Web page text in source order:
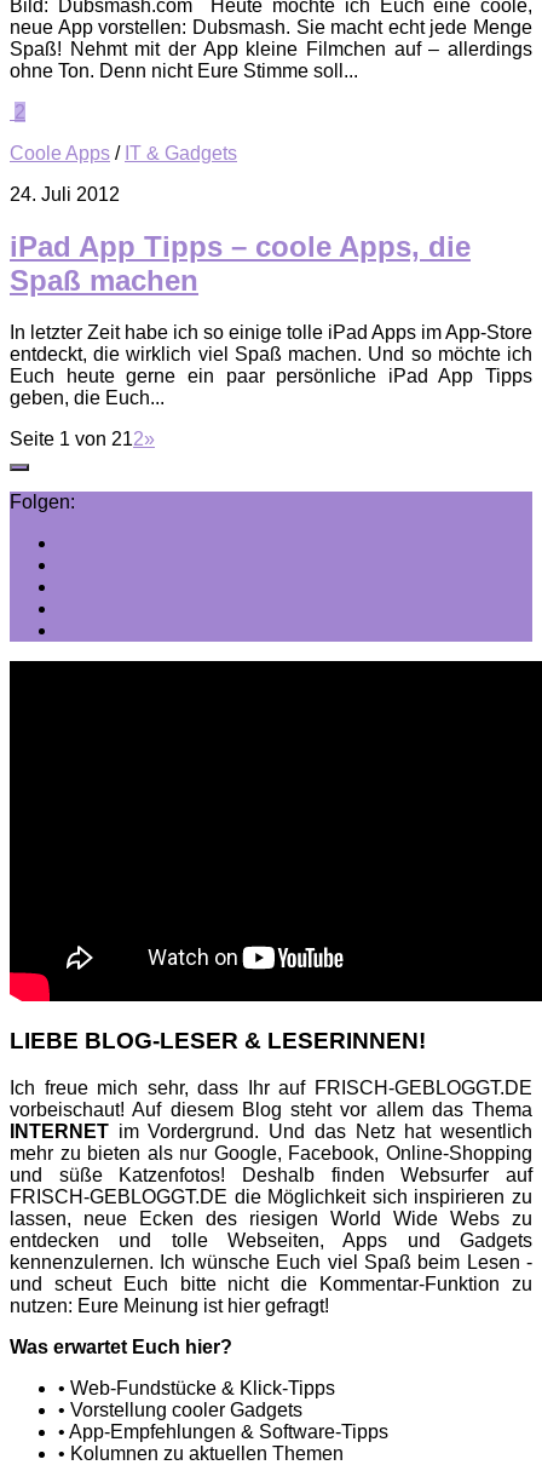
Bild: Dubsmash.com Heute möchte ich Euch eine coole,
neue App vorstellen: Dubsmash. Sie macht echt jede Menge
Spaß! Nehmt mit der App kleine Filmchen auf – allerdings
ohne Ton. Denn nicht Eure Stimme soll...
2
Coole Apps / IT & Gadgets
24. Juli 2012
iPad App Tipps – coole Apps, die
Spaß machen
In letzter Zeit habe ich so einige tolle iPad Apps im App-Store
entdeckt, die wirklich viel Spaß machen. Und so möchte ich
Euch heute gerne ein paar persönliche iPad App Tipps
geben, die Euch...
Seite 1 von 212»
Folgen:
LIEBE BLOG-LESER & LESERINNEN!
Ich freue mich sehr, dass Ihr auf FRISCH-GEBLOGGT.DE
vorbeischaut! Auf diesem Blog steht vor allem das Thema
INTERNET im Vordergrund. Und das Netz hat wesentlich
mehr zu bieten als nur Google, Facebook, Online-Shopping
und süße Katzenfotos! Deshalb finden Websurfer auf
FRISCH-GEBLOGGT.DE die Möglichkeit sich inspirieren zu
lassen, neue Ecken des riesigen World Wide Webs zu
entdecken und tolle Webseiten, Apps und Gadgets
kennenzulernen. Ich wünsche Euch viel Spaß beim Lesen -
und scheut Euch bitte nicht die Kommentar-Funktion zu
nutzen: Eure Meinung ist hier gefragt!
Was erwartet Euch hier?
• Web-Fundstücke & Klick-Tipps
• Vorstellung cooler Gadgets
• App-Empfehlungen & Software-Tipps
• Kolumnen zu aktuellen Themen